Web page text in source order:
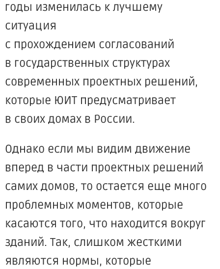
годы изменилась к лучшему
ситуация
с прохождением согласований
в государственных структурах
современных проектных решений,
которые ЮИТ предусматривает
в своих домах в России.
Однако если мы видим движение
вперед в части проектных решений
самих домов, то остается еще много
проблемных моментов, которые
касаются того, что находится вокруг
зданий. Так, слишком жесткими
являются нормы, которые